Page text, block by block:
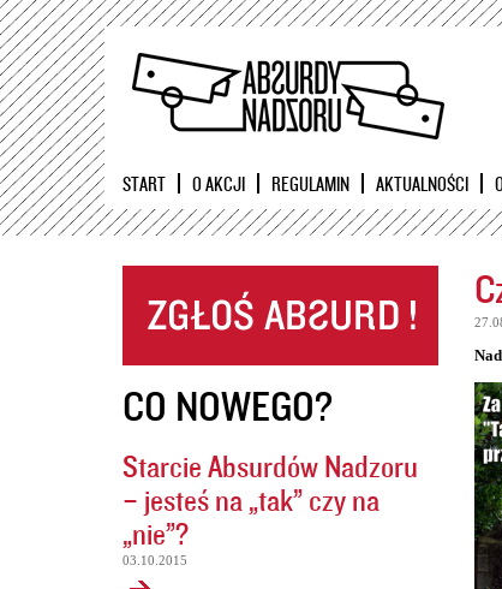
START O AKCJI REGULAMIN AKTUALNOŚCI
CO NOWEGO?
Starcie Absurdów Nadzoru
– jesteś na „tak” czy na
„nie”?
03.10.2015